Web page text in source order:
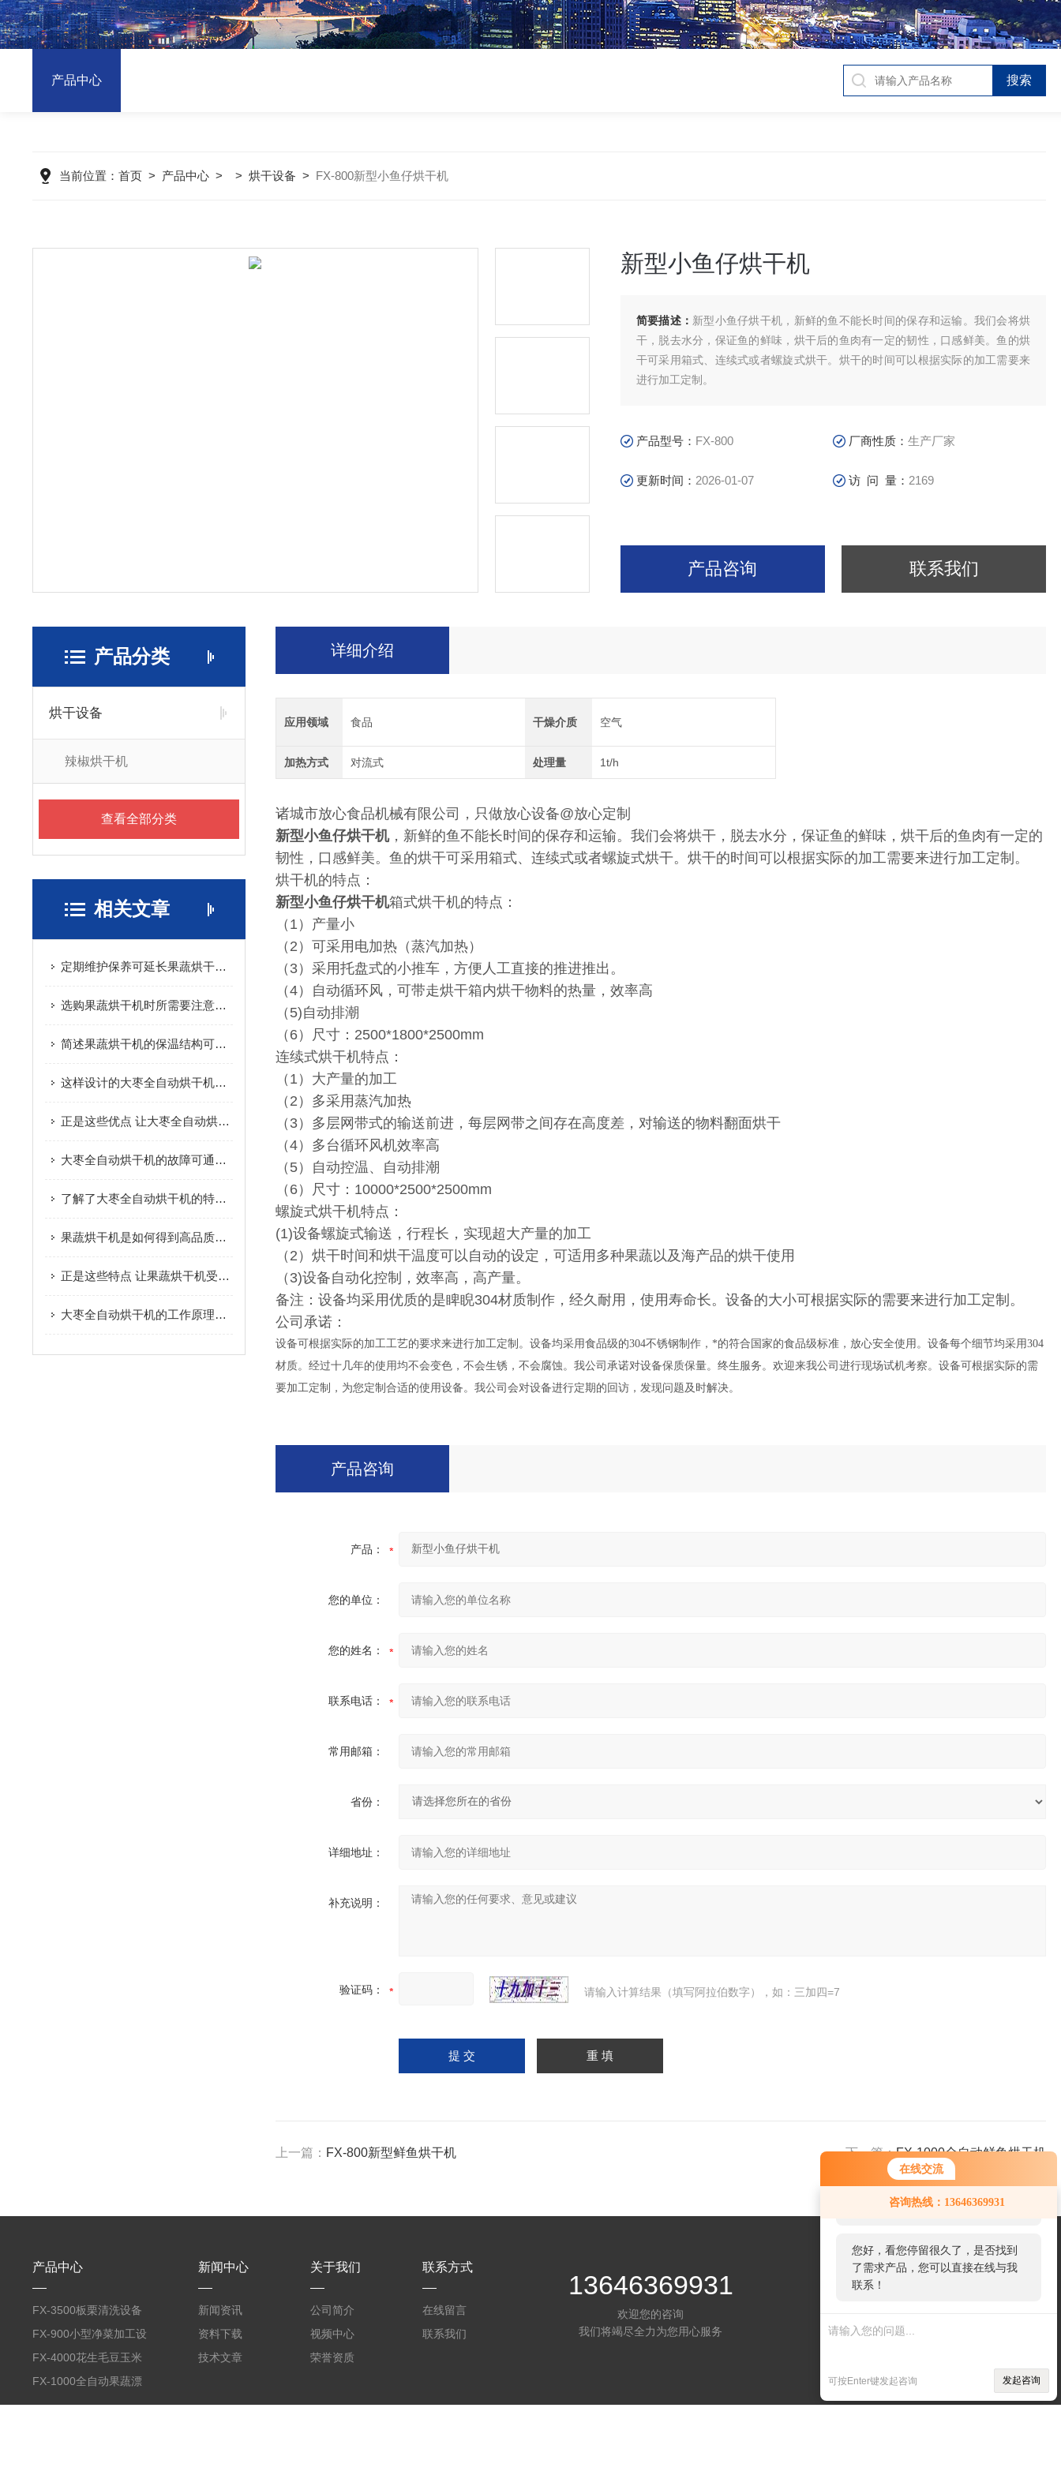
在线交流
咨询热线：13646369931
服务，请问您要咨询什么问题呢？
您好，看您停留很久了，是否找到
了需求产品，您可以直接在线与我
联系！
可按Enter键发起咨询 发起咨询
产品中心
当前位置： 首页> 产品中心> > 烘干设备 > FX-800新型小鱼仔烘干机
新型小鱼仔烘干机
简要描述： 新型小鱼仔烘干机，新鲜的鱼不能长时间的保存和运输。我们会将烘
干，脱去水分，保证鱼的鲜味，烘干后的鱼肉有一定的韧性，口感鲜美。鱼的烘
干可采用箱式、连续式或者螺旋式烘干。烘干的时间可以根据实际的加工需要来
进行加工定制。
产品型号： FX-800 厂商性质：生产厂家
更新时间： 2026-01-07 访 问 量： 2169
产品咨询 联系我们
产品分类
烘干设备
辣椒烘干机
查看全部分类
相关文章
定期维护保养可延长果蔬烘干机的使用寿命
选购果蔬烘干机时所需要注意的重要事项介绍
简述果蔬烘干机的保温结构可选方式
这样设计的大枣全自动烘干机保证了大枣的固有品质
正是这些优点 让大枣全自动烘干机广受欢迎
大枣全自动烘干机的故障可通过以下方法综合分析
了解了大枣全自动烘干机的特点才能更好的使用它
果蔬烘干机是如何得到高品质脱水果蔬的呢？进来看
正是这些特点 让果蔬烘干机受到大家的欢迎
大枣全自动烘干机的工作原理及优点您了解吗？
详细介绍
应用领域 食品 干燥介质 空气
加热方式 对流式 处理量 1t/h
诸城市放心食品机械有限公司，只做放心设备@放心定制
新型小鱼仔烘干机，新鲜的鱼不能长时间的保存和运输。我们会将烘干，脱去水分，保证鱼的鲜味，烘干后的鱼肉有一定的
韧性，口感鲜美。鱼的烘干可采用箱式、连续式或者螺旋式烘干。烘干的时间可以根据实际的加工需要来进行加工定制。
烘干机的特点：
新型小鱼仔烘干机箱式烘干机的特点：
（1）产量小
（2）可采用电加热（蒸汽加热）
（3）采用托盘式的小推车，方便人工直接的推进推出。
（4）自动循环风，可带走烘干箱内烘干物料的热量，效率高
（5)自动排潮
（6）尺寸：2500*1800*2500mm
连续式烘干机特点：
（1）大产量的加工
（2）多采用蒸汽加热
（3）多层网带式的输送前进，每层网带之间存在高度差，对输送的物料翻面烘干
（4）多台循环风机效率高
（5）自动控温、自动排潮
（6）尺寸：10000*2500*2500mm
螺旋式烘干机特点：
(1)设备螺旋式输送，行程长，实现超大产量的加工
（2）烘干时间和烘干温度可以自动的设定，可适用多种果蔬以及海产品的烘干使用
（3)设备自动化控制，效率高，高产量。
备注：设备均采用优质的是睥睨304材质制作，经久耐用，使用寿命长。设备的大小可根据实际的需要来进行加工定制。
公司承诺：
设备可根据实际的加工工艺的要求来进行加工定制。设备均采用食品级的304不锈钢制作，*的符合国家的食品级标准，放心安全使用。设备每个细节均采用304
材质。经过十几年的使用均不会变色，不会生锈，不会腐蚀。我公司承诺对设备保质保量。终生服务。欢迎来我公司进行现场试机考察。设备可根据实际的需
要加工定制，为您定制合适的使用设备。我公司会对设备进行定期的回访，发现问题及时解决。
产品咨询
产品：
您的单位：
您的姓名：
联系电话：
常用邮箱：
省份：
详细地址：
补充说明：
验证码： 请输入计算结果（填写阿拉伯数字），如：三加四=7
上一篇： FX-800新型鲜鱼烘干机 下一篇：FX-1000全自动鲜鱼烘干机
产品中心
FX-3500板栗清洗设备
全自动气泡清洗机
FX-900小型净菜加工设
备野菜清洗机
FX-4000花生毛豆玉米
蒸煮漂烫机
FX-1000全自动果蔬漂
烫机
新闻中心
新闻资讯
资料下载
技术文章
关于我们
公司简介
视频中心
荣誉资质
联系方式
在线留言
联系我们
13646369931
欢迎您的咨询
我们将竭尽全力为您用心服务